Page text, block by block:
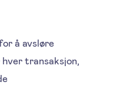
å avsløre
transaksjon,